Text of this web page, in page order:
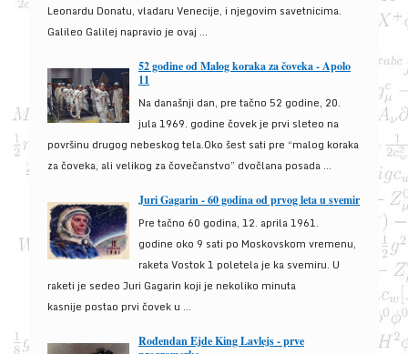
Leonardu Donatu, vladaru Venecije, i njegovim savetnicima.
Galileo Galilej napravio je ovaj ...
52 godine od Malog koraka za čoveka - Apolo
11
Na današnji dan, pre tačno 52 godine, 20.
jula 1969. godine čovek je prvi sleteo na
površinu drugog nebeskog tela.Oko šest sati pre “malog koraka
za čoveka, ali velikog za čovečanstvo” dvočlana posada ...
Juri Gagarin - 60 godina od prvog leta u svemir
Pre tačno 60 godina, 12. aprila 1961.
godine oko 9 sati po Moskovskom vremenu,
raketa Vostok 1 poletela je ka svemiru. U
raketi je sedeo Juri Gagarin koji je nekoliko minuta
kasnije postao prvi čovek u ...
Rođendan Ejde King Lavlejs - prve